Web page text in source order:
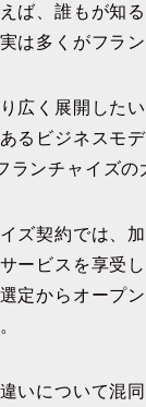
ば、誰もが知
は多くがフラ
広く展開した
るビジネスモ
ランチャイズの
ズ契約では、
ービスを享受
定からオープ
いについて混